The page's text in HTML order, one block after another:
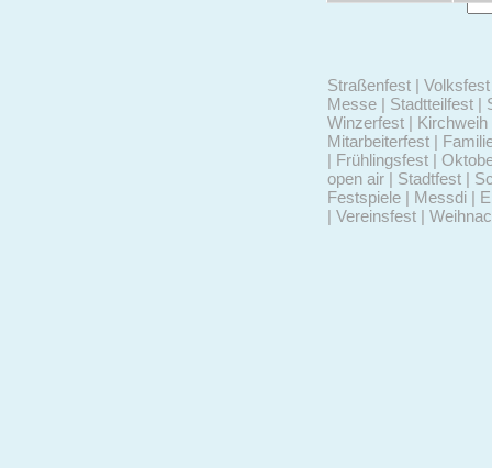
Straßenfest |
Messe | Stadtteilfest |
Winzerfest |
Mitarbeiterfest |
| Frühlingsfest |
open air | Stadtfest |
Festspiele | Messdi |
| Vereinsfest |